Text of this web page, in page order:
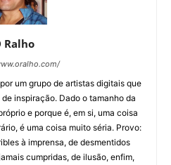
Ralho
um grupo de artistas digitais que
inspiração. Dado o tamanho da
e porque é, em si, uma coisa
é uma coisa muito séria. Provo:
à imprensa, de desmentidos
cumpridas, de ilusão, enfim,